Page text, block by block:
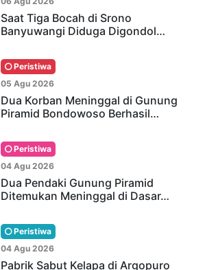
Saat Tiga Bocah di Srono
Banyuwangi Diduga Digondol…
Peristiwa
05 Agu 2026
Dua Korban Meninggal di Gunung
Piramid Bondowoso Berhasil…
Peristiwa
04 Agu 2026
Dua Pendaki Gunung Piramid
Ditemukan Meninggal di Dasar…
Peristiwa
04 Agu 2026
Pabrik Sabut Kelapa di Argopuro